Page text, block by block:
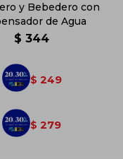
y Bebedero con
de Agua
$ 344
$ 249
$ 279